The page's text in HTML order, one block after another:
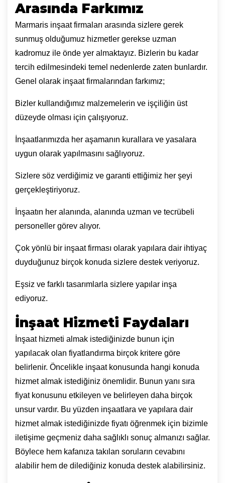
Arasında Farkımız
Marmaris inşaat firmaları arasında sizlere gerek
sunmuş olduğumuz hizmetler gerekse uzman
kadromuz ile önde yer almaktayız. Bizlerin bu kadar
tercih edilmesindeki temel nedenlerde zaten bunlardır.
Genel olarak inşaat firmalarından farkımız;
Bizler kullandığımız malzemelerin ve işçiliğin üst
düzeyde olması için çalışıyoruz.
İnşaatlarımızda her aşamanın kurallara ve yasalara
uygun olarak yapılmasını sağlıyoruz.
Sizlere söz verdiğimiz ve garanti ettiğimiz her şeyi
gerçekleştiriyoruz.
İnşaatın her alanında, alanında uzman ve tecrübeli
personeller görev alıyor.
Çok yönlü bir inşaat firması olarak yapılara dair ihtiyaç
duyduğunuz birçok konuda sizlere destek veriyoruz.
Eşsiz ve farklı tasarımlarla sizlere yapılar inşa
ediyoruz.
İnşaat Hizmeti Faydaları
İnşaat hizmeti almak istediğinizde bunun için
yapılacak olan fiyatlandırma birçok kritere göre
belirlenir. Öncelikle inşaat konusunda hangi konuda
hizmet almak istediğiniz önemlidir. Bunun yanı sıra
fiyat konusunu etkileyen ve belirleyen daha birçok
unsur vardır. Bu yüzden inşaatlara ve yapılara dair
hizmet almak istediğinizde fiyatı öğrenmek için bizimle
iletişime geçmeniz daha sağlıklı sonuç almanızı sağlar.
Böylece hem kafanıza takılan soruların cevabını
alabilir hem de dilediğiniz konuda destek alabilirsiniz.